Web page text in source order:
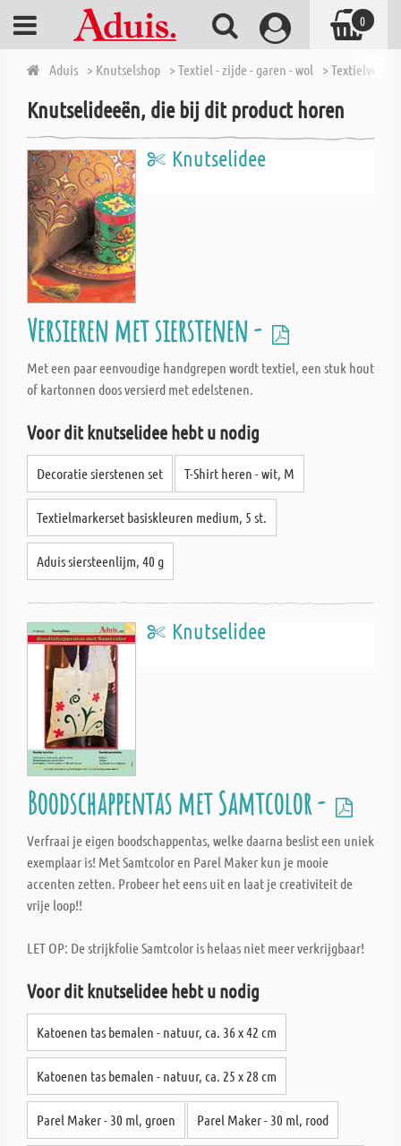
Aduis > Knutselshop > Textiel - zijde - garen - wol > Textielverf -
Knutselideeën, die bij dit product horen
Knutselidee
Versieren met sierstenen -
Met een paar eenvoudige handgrepen wordt textiel, een stuk hout
of kartonnen doos versierd met edelstenen.
Voor dit knutselidee hebt u nodig
Decoratie sierstenen set T-Shirt heren - wit, M
Textielmarkerset basiskleuren medium, 5 st.
Aduis siersteenlijm, 40 g
Knutselidee
Boodschappentas met Samtcolor -
Verfraai je eigen boodschappentas, welke daarna beslist een uniek
exemplaar is! Met Samtcolor en Parel Maker kun je mooie
accenten zetten. Probeer het eens uit en laat je creativiteit de
vrije loop!!
LET OP: De strijkfolie Samtcolor is helaas niet meer verkrijgbaar!
Voor dit knutselidee hebt u nodig
Katoenen tas bemalen - natuur, ca. 36 x 42 cm
Katoenen tas bemalen - natuur, ca. 25 x 28 cm
Parel Maker - 30 ml, groen Parel Maker - 30 ml, rood
0